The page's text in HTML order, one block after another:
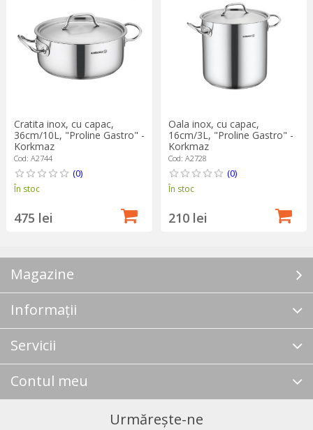
Cratita inox, cu capac,
36cm/10L, "Proline Gastro" -
Korkmaz
Cod: A2744
(0)
În stoc
475 lei
Oala inox, cu capac,
16cm/3L, "Proline Gastro" -
Korkmaz
Cod: A2728
(0)
În stoc
210 lei
Magazine
Informații
Servicii
Contul meu
Urmărește-ne